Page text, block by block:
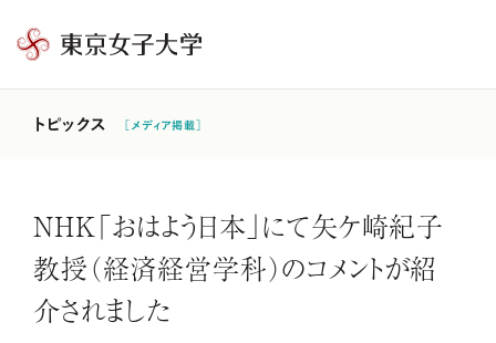
東
トピックス ［メディア掲載］
NHK「おはよう日本」にて矢ケ崎紀子
教授（経済経営学科）のコメントが紹
介されました